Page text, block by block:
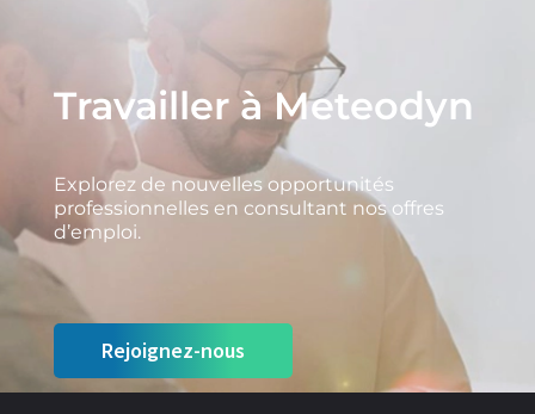
Travailler à Meteodyn
Explorez de nouvelles opportunités
professionnelles en consultant nos offres
d’emploi.
Rejoignez-nous